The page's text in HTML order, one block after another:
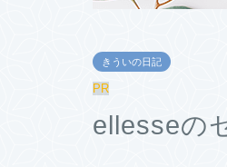
きういの日記
PR
ellesseの